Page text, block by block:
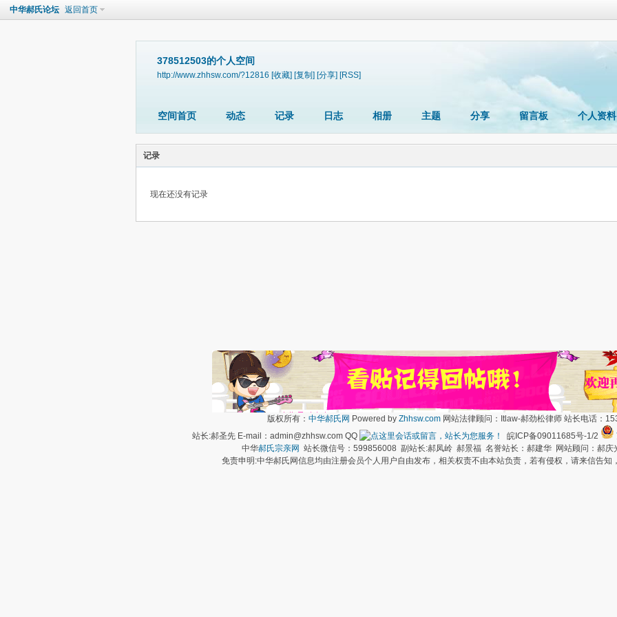
中华郝氏论坛 返回首页
378512503的个人空间
http://www.zhhsw.com/?12816 [收藏] [复制] [分享] [RSS]
空间首页 动态 记录 日志 相册 主题 分享 留言板 个人资料
记录
现在还没有记录
版权所有： 中华郝氏网 Powered by Zhhsw.com 网站法律顾问：Itlaw-郝劲松律师 站长电话：
站长:郝圣先 E-mail：admin@zhhsw.com QQ
皖ICP备09011685号-1/2
中华郝氏宗亲网 站长微信号：599856008 副站长:郝凤岭 郝景福 名誉站长：郝建华 网站顾问：郝庆
免责申明:中华郝氏网信息均由注册会员个人用户自由发布，相关权责不由本站负责，若有侵权，请来信告知